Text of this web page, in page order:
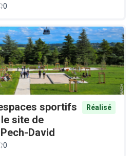
0
sportifs
site de
David
Réalisé
0